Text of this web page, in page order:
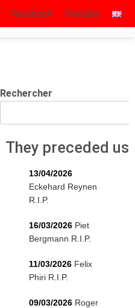
Facebook Youtube
Rechercher
They preceded us
13/04/2026
Eckehard Reynen
R.I.P.
16/03/2026 Piet
Bergmann R.I.P.
11/03/2026 Felix
Phiri R.I.P.
09/03/2026 Roger